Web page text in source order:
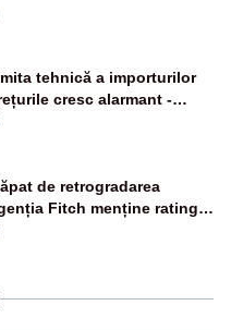
tehnică a importurilor
cresc alarmant -
Plus
de retrogradarea
Fitch menține ratingul
negativă